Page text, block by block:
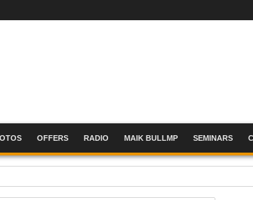
OFFERS RADIO MAIK BULLMP SEMINARS
καρκίνο - Κυριακή 7 Ιουνίου 2026 - Πλατεία Συντάγματος